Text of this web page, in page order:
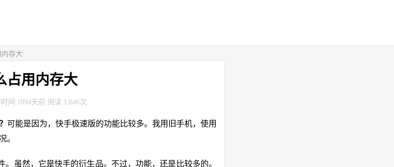
存大
占用内存大
间:1894天前 阅读:1,646次
可能是因为，快手极速版的功能比较多。我用旧手机，使用
。
。虽然，它是快手的衍生品。不过，功能，还是比较多的。